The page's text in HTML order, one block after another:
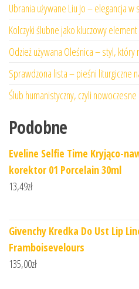
Ubrania używane Liu Jo – elegancja w
Kolczyki ślubne jako kluczowy
Odzież używana Oleśnica – styl,
Sprawdzona lista – pieśni liturgiczne
Ślub humanistyczny, czyli
Podobne
Eveline Selfie Time Kryjąco-
korektor 01 Porcelain 30ml
13,49zł
Givenchy Kredka Do Ust Lip
Framboisevelours
135,00zł